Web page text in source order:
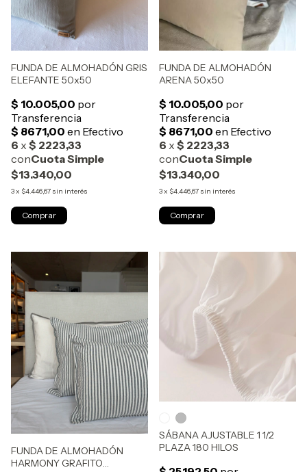
FUNDA DE ALMOHADÓN GRIS
ELEFANTE 50x50
$13.340,00
3x $4.446,67 sin interés
FUNDA DE ALMOHADÓN
ARENA 50x50
$13.340,00
3x $4.446,67 sin interés
FUNDA DE ALMOHADÓN
HARMONY GRAFITO
SÁBANA AJUSTABLE 1 1/2
PLAZA 180 HILOS